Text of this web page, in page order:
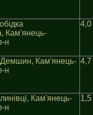
Кам'янець-
н
4,0
Демшин, Кам'янець-
н
4,7
Кам'янець-
н
1,5